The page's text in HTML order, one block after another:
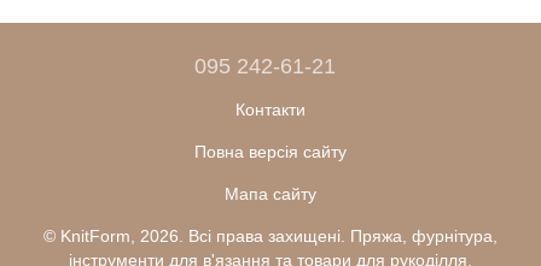
095 242-61-21
Контакти
Повна версія сайту
Мапа сайту
© KnitForm, 2026. Всі права захищені. Пряжа, фурнітура,
інструменти для в'язання та товари для рукоділля.